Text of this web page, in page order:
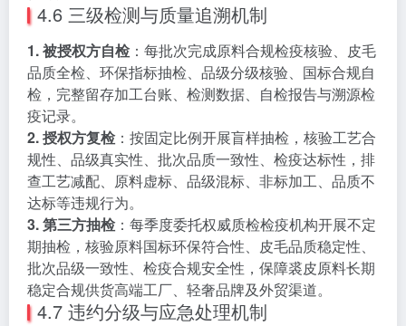
4.6 三级检测与质量追溯机制
1. 被授权方自检：每批次完成原料合规检疫核验、皮毛
品质全检、环保指标抽检、品级分级核验、国标合规自
检，完整留存加工台账、检测数据、自检报告与溯源检
疫记录。
2. 授权方复检：按固定比例开展盲样抽检，核验工艺合
规性、品级真实性、批次品质一致性、检疫达标性，排
查工艺减配、原料虚标、品级混标、非标加工、品质不
达标等违规行为。
3. 第三方抽检：每季度委托权威质检检疫机构开展不定
期抽检，核验原料国标环保符合性、皮毛品质稳定性、
批次品级一致性、检疫合规安全性，保障裘皮原料长期
稳定合规供货高端工厂、轻奢品牌及外贸渠道。
4.7 违约分级与应急处理机制